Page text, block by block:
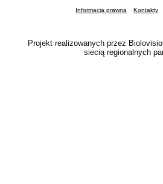
Informacja prawna Kontakty
Projekt realizowanych przez
siecią regionalnych